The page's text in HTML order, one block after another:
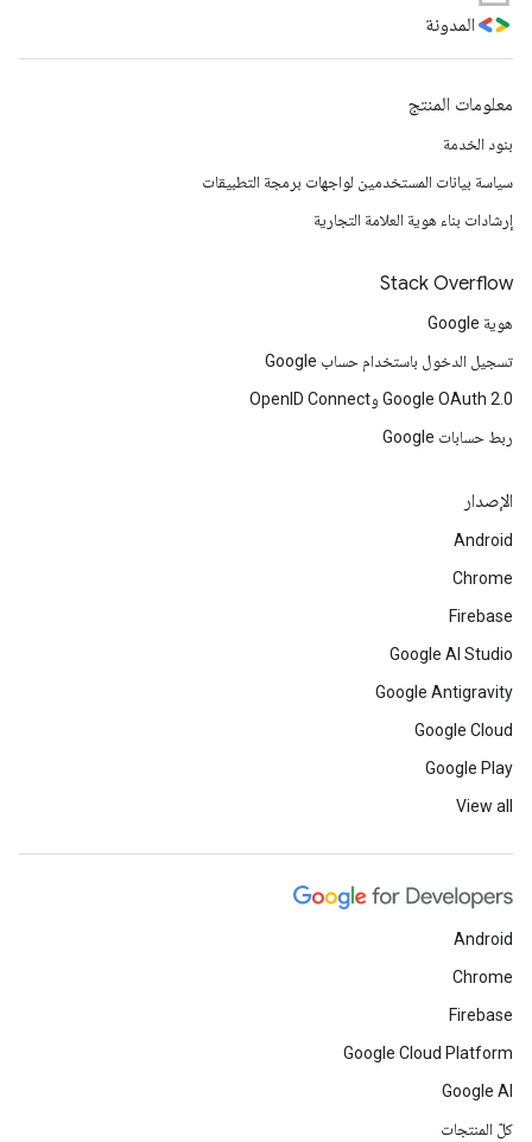
المدونة
معلومات المنتج
بنود الخدمة
سياسة بيانات المستخدمين لواجهات برمجة التطبيقات
إرشادات بناء هوية العلامة التجارية
Stack Overflow
هوية Google
تسجيل الدخول باستخدام حساب Google
Google OAuth 2.0 وOpenID Connect
ربط حسابات Google
الإصدار
Android
Chrome
Firebase
Google AI Studio
Google Antigravity
Google Cloud
Google Play
View all
Android
Chrome
Firebase
Google Cloud Platform
Google AI
كلّ المنتجات